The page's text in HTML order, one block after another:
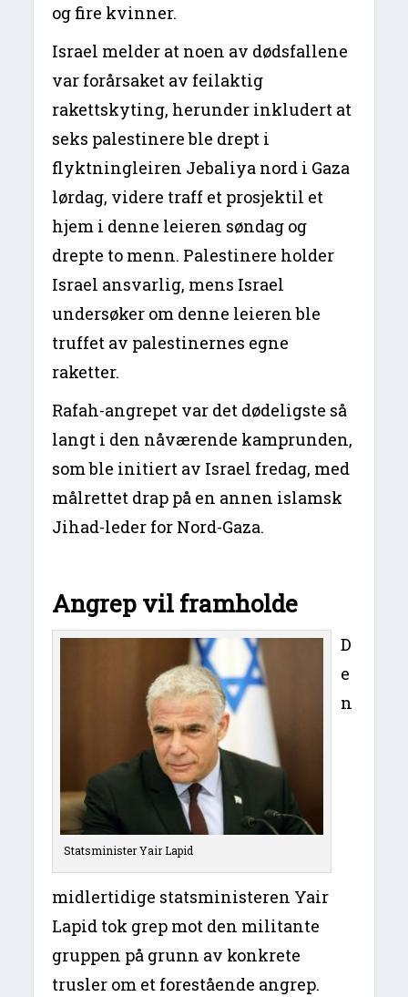
og fire kvinner.
Israel melder at noen av dødsfallene
var forårsaket av feilaktig
rakettskyting, herunder inkludert at
seks palestinere ble drept i
flyktningleiren Jebaliya nord i Gaza
lørdag, videre traff et prosjektil et
hjem i denne leieren søndag og
drepte to menn. Palestinere holder
Israel ansvarlig, mens Israel
undersøker om denne leieren ble
truffet av palestinernes egne
raketter.
Rafah-angrepet var det dødeligste så
langt i den nåværende kamprunden,
som ble initiert av Israel fredag, ​​med
målrettet drap på en annen islamsk
Jihad-leder for Nord-Gaza.
Angrep vil framholde
Statsminister Yair Lapid
D
e
n
midlertidige statsministeren Yair
Lapid tok grep mot den militante
gruppen på grunn av konkrete
trusler om et forestående angrep.